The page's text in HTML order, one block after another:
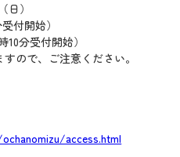
日）
付開始）
分受付開始）
ので、ご注意ください。
access.html